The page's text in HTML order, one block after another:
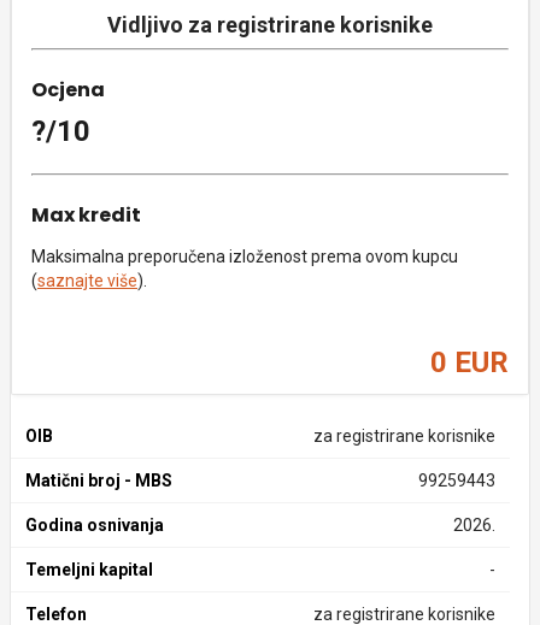
Vidljivo za registrirane korisnike
Ocjena
?/10
Max kredit
Maksimalna preporučena izloženost prema ovom kupcu
(saznajte više).
0 EUR
OIB za registrirane korisnike
Matični broj - MBS 99259443
Godina osnivanja 2026.
Temeljni kapital -
Telefon za registrirane korisnike